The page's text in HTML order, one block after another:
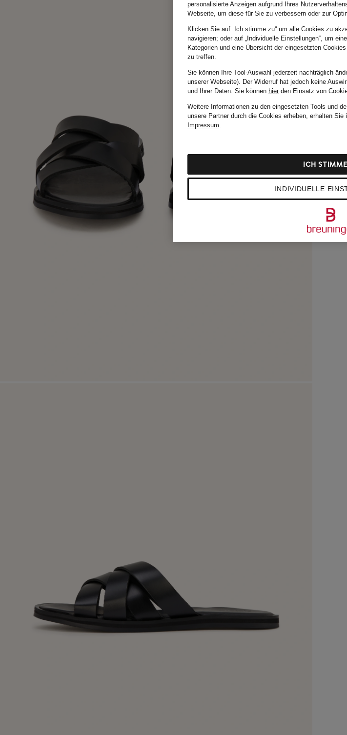
personalisierte Anzeigen aufgrund Ihres
Webseite, um diese für Sie zu verbessern oder zur
Klicken Sie auf „Ich stimme zu“ um alle Cookies zu
navigieren; oder auf „Individuelle Einstellungen“, um
Kategorien und eine Übersicht der eingesetzten
zu treffen.
Sie können Ihre Tool-Auswahl jederzeit nachträglich
unserer Webseite). Der Widerruf hat jedoch keine
und Ihrer Daten. Sie können hierden Einsatz von
Weitere Informationen zu den eingesetzten Tools und
unsere Partner durch die Cookies erheben, erhalten Sie
Impressum.
INDIVIDUELLE
ICH